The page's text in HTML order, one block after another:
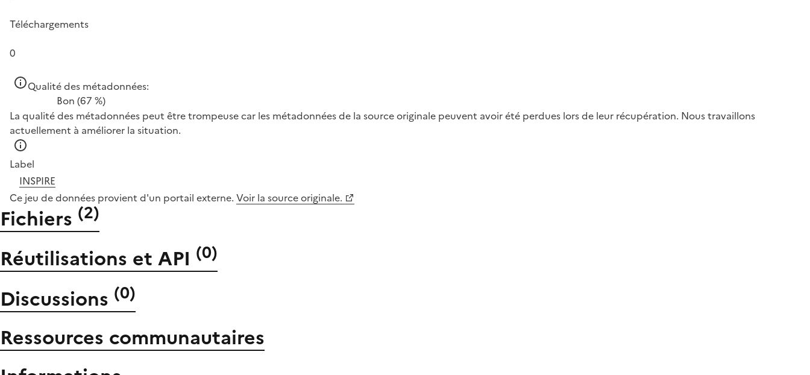
Téléchargements
0
Qualité des métadonnées:
Bon (67 %)
La qualité des métadonnées peut être trompeuse car les métadonnées de la source originale peuvent avoir été perdues lors de leur récupération. Nous travaillons
actuellement à améliorer la situation.
Label
INSPIRE
Ce jeu de données provient d'un portail externe. Voir la source originale.
Fichiers (2)
Réutilisations et API (0)
Discussions (0)
Ressources communautaires